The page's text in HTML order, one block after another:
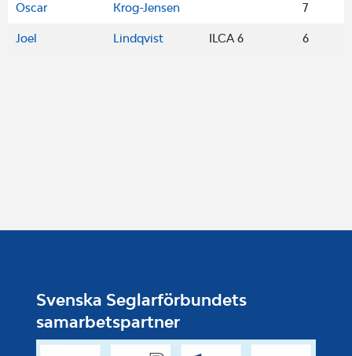
Oscar Krog-Jensen 7
Joel Lindqvist ILCA 6 6
Svenska Seglarförbundets
samarbetspartner